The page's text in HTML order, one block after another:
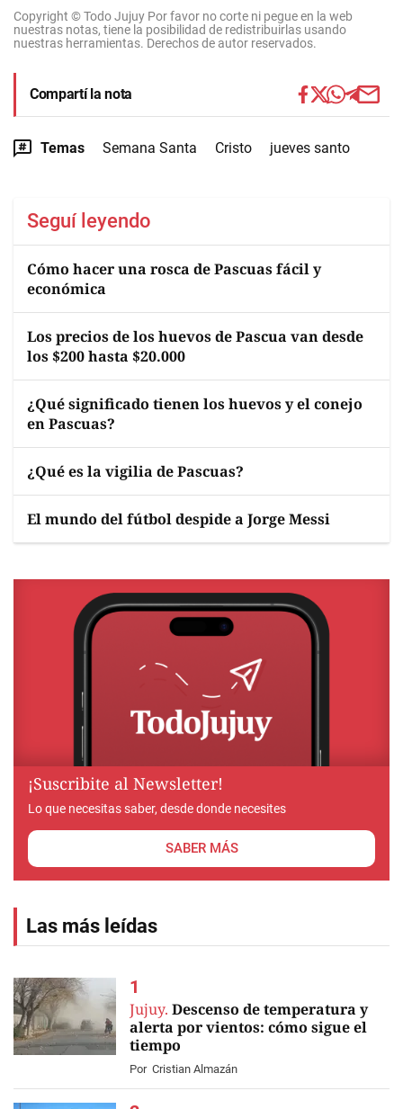
Copyright © Todo Jujuy Por favor no corte ni pegue en la web
nuestras notas, tiene la posibilidad de redistribuirlas usando
nuestras herramientas. Derechos de autor reservados.
Compartí la nota
Temas Semana Santa Cristo jueves santo
Seguí leyendo
Cómo hacer una rosca de Pascuas fácil y
económica
Los precios de los huevos de Pascua van desde
los $200 hasta $20.000
¿Qué significado tienen los huevos y el conejo
en Pascuas?
¿Qué es la vigilia de Pascuas?
El mundo del fútbol despide a Jorge Messi
¡Suscribite al Newsletter!
Lo que necesitas saber, desde donde necesites
SABER MÁS
Las más leídas
Jujuy. Descenso de temperatura y
alerta por vientos: cómo sigue el
tiempo
Por Cristian Almazán